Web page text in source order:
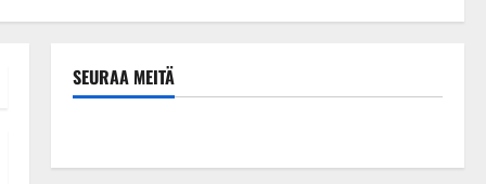
SEURAA MEITÄ